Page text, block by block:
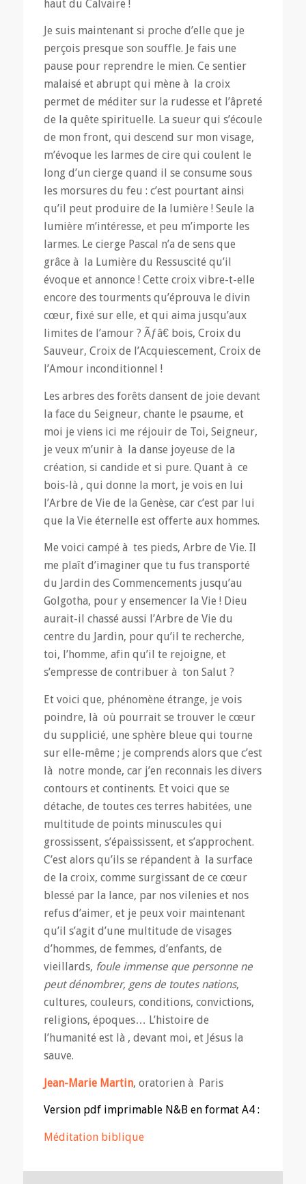
haut du Calvaire !
Je suis maintenant si proche d’elle que je
perçois presque son souffle. Je fais une
pause pour reprendre le mien. Ce sentier
malaisé et abrupt qui mène à la croix
permet de méditer sur la rudesse et l’âpreté
de la quête spirituelle. La sueur qui s’écoule
de mon front, qui descend sur mon visage,
m’évoque les larmes de cire qui coulent le
long d’un cierge quand il se consume sous
les morsures du feu : c’est pourtant ainsi
qu’il peut produire de la lumière ! Seule la
lumière m’intéresse, et peu m’importe les
larmes. Le cierge Pascal n’a de sens que
grâce à la Lumière du Ressuscité qu’il
évoque et annonce ! Cette croix vibre-t-elle
encore des tourments qu’éprouva le divin
cœur, fixé sur elle, et qui aima jusqu’aux
limites de l’amour ? Ãƒâ€ bois, Croix du
Sauveur, Croix de l’Acquiescement, Croix de
l’Amour inconditionnel !
Les arbres des forêts dansent de joie devant
la face du Seigneur, chante le psaume, et
moi je viens ici me réjouir de Toi, Seigneur,
je veux m’unir à la danse joyeuse de la
création, si candide et si pure. Quant à ce
bois-là , qui donne la mort, je vois en lui
l’Arbre de Vie de la Genèse, car c’est par lui
que la Vie éternelle est offerte aux hommes.
Me voici campé à tes pieds, Arbre de Vie. Il
me plaît d’imaginer que tu fus transporté
du Jardin des Commencements jusqu’au
Golgotha, pour y ensemencer la Vie ! Dieu
aurait-il chassé aussi l’Arbre de Vie du
centre du Jardin, pour qu’il te recherche,
toi, l’homme, afin qu’il te rejoigne, et
s’empresse de contribuer à ton Salut ?
Et voici que, phénomène étrange, je vois
poindre, là où pourrait se trouver le cœur
du supplicié, une sphère bleue qui tourne
sur elle-même ; je comprends alors que c’est
là notre monde, car j’en reconnais les divers
contours et continents. Et voici que se
détache, de toutes ces terres habitées, une
multitude de points minuscules qui
grossissent, s’épaississent, et s’approchent.
C’est alors qu’ils se répandent à la surface
de la croix, comme surgissant de ce cœur
blessé par la lance, par nos vilenies et nos
refus d’aimer, et je peux voir maintenant
qu’il s’agit d’une multitude de visages
d’hommes, de femmes, d’enfants, de
vieillards, foule immense que personne ne
peut dénombrer, gens de toutes nations,
cultures, couleurs, conditions, convictions,
religions, époques… L’histoire de
l’humanité est là , devant moi, et Jésus la
sauve.
Jean-Marie Martin, oratorien à Paris
Version pdf imprimable N&B en format A4 :
Méditation biblique